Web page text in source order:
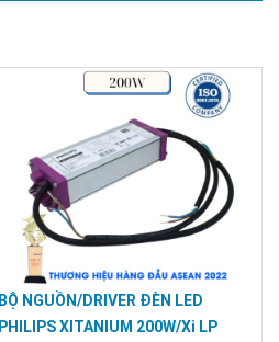
BỘ NGUỒN/DRIVER ĐÈN LED
PHILIPS XITANIUM 200W/Xi LP